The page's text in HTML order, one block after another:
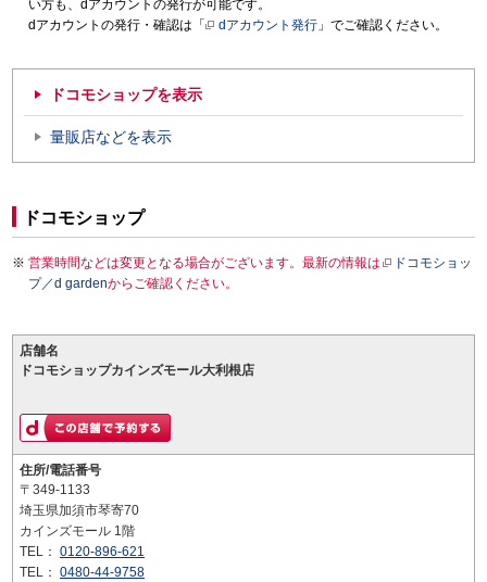
い方も、dアカウントの発行が可能です。
dアカウントの発行・確認は「
dアカウント発行 」でご確認ください。
ドコモショップを表示
量販店などを表示
ドコモショップ
営業時間などは変更となる場合がございます。最新の情報は
ドコモショッ
プ／d gardenからご確認ください。
店舗名
ドコモショップカインズモール大利根店
住所/電話番号
〒349-1133
埼玉県加須市琴寄70
カインズモール 1階
TEL： 0120-896-621
TEL： 0480-44-9758